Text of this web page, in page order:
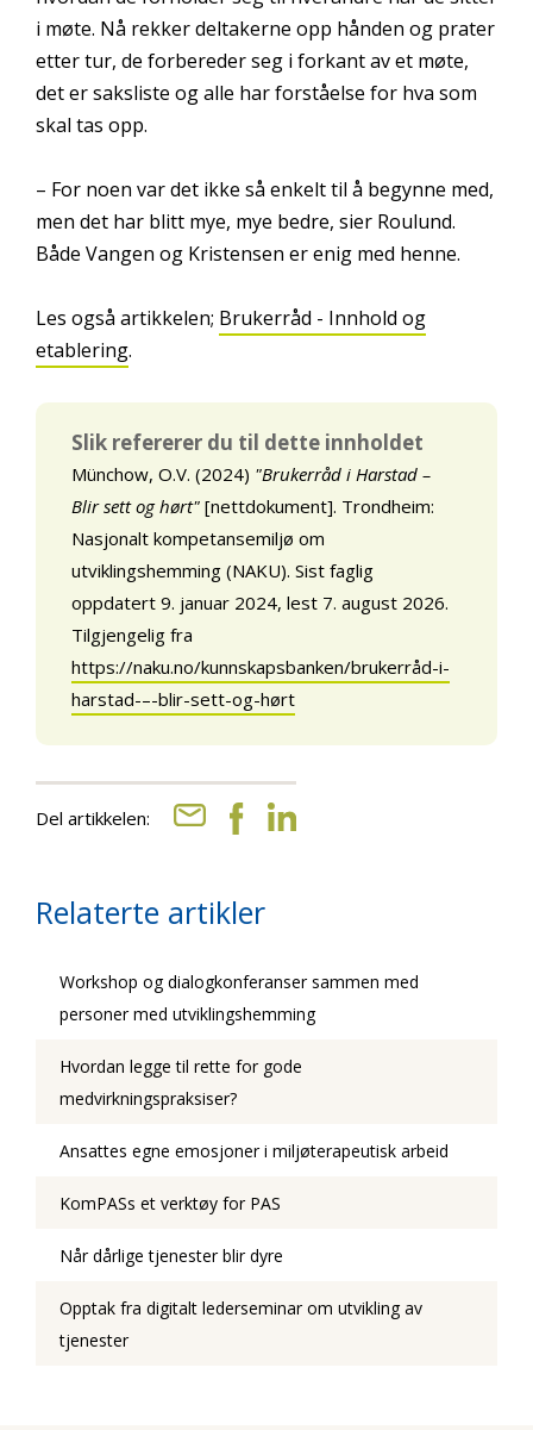
i møte. Nå rekker deltakerne opp hånden og prater
etter tur, de forbereder seg i forkant av et møte,
det er saksliste og alle har forståelse for hva som
skal tas opp.
– For noen var det ikke så enkelt til å begynne med,
men det har blitt mye, mye bedre, sier Roulund.
Både Vangen og Kristensen er enig med henne.
Les også artikkelen; Brukerråd - Innhold og
etablering.
Slik refererer du til dette innholdet
Münchow, O.V. (2024) "Brukerråd i Harstad –
Blir sett og hørt" [nettdokument]. Trondheim:
Nasjonalt kompetansemiljø om
utviklingshemming (NAKU). Sist faglig
oppdatert 9. januar 2024, lest 7. august 2026.
Tilgjengelig fra
https://naku.no/kunnskapsbanken/brukerråd-i-
harstad-–-blir-sett-og-hørt
Del artikkelen:
Relaterte artikler
Workshop og dialogkonferanser sammen med
personer med utviklingshemming
Hvordan legge til rette for gode
medvirkningspraksiser?
Ansattes egne emosjoner i miljøterapeutisk arbeid
KomPASs et verktøy for PAS
Når dårlige tjenester blir dyre
Opptak fra digitalt lederseminar om utvikling av
tjenester